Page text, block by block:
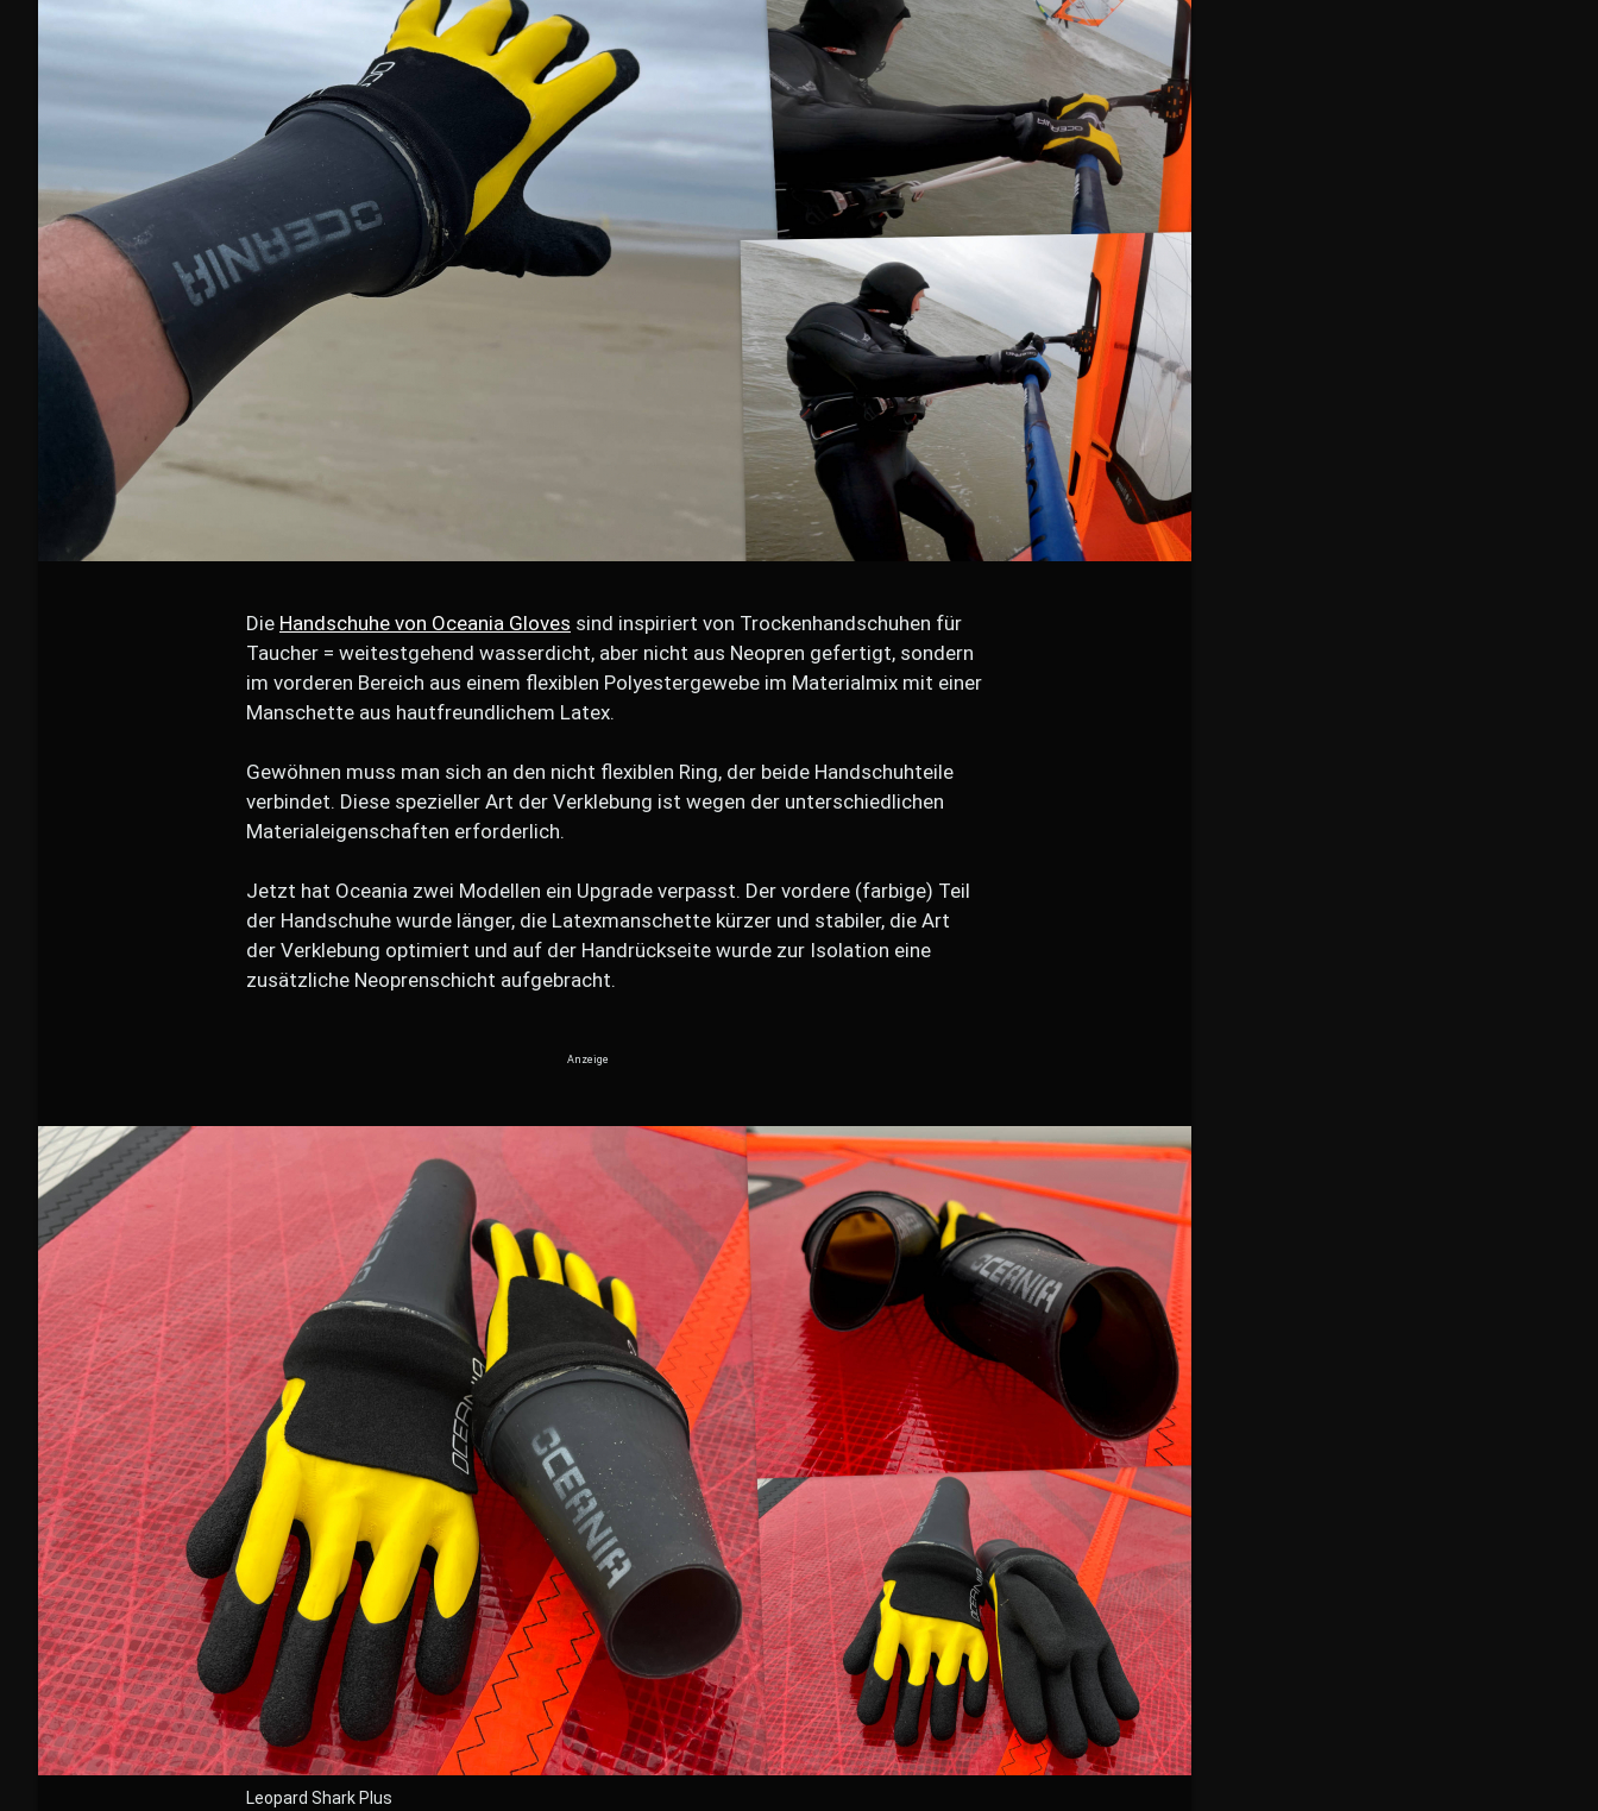
Die Handschuhe von Oceania Gloves sind inspiriert von Trockenhandschuhen für
Taucher = weitestgehend wasserdicht, aber nicht aus Neopren gefertigt, sondern
im vorderen Bereich aus einem flexiblen Polyestergewebe im Materialmix mit einer
Manschette aus hautfreundlichem Latex.
Gewöhnen muss man sich an den nicht flexiblen Ring, der beide Handschuhteile
verbindet. Diese spezieller Art der Verklebung ist wegen der unterschiedlichen
Materialeigenschaften erforderlich.
Jetzt hat Oceania zwei Modellen ein Upgrade verpasst. Der vordere (farbige) Teil
der Handschuhe wurde länger, die Latexmanschette kürzer und stabiler, die Art
der Verklebung optimiert und auf der Handrückseite wurde zur Isolation eine
zusätzliche Neoprenschicht aufgebracht.
Leopard Shark Plus